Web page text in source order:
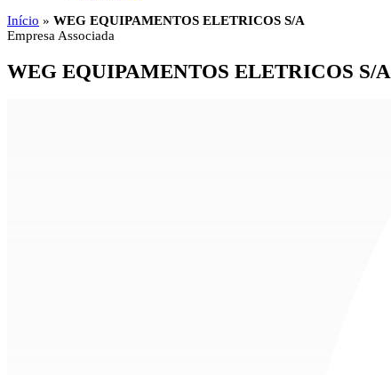
Início » WEG EQUIPAMENTOS ELETRICOS S/A
Empresa Associada
WEG EQUIPAMENTOS ELETRICOS S/A